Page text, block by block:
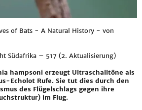
of Bats - A Natural History - von
Südafrika – 517 (2. Aktualisierung)
hampsoni erzeugt Ultraschalltöne als
Echolot Rufe. Sie tut dies durch den
des Flügelschlags gegen ihre
im Flug.